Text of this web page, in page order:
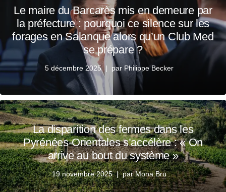
Le maire du Barcarès mis en demeure par
la préfecture : pourquoi ce silence sur les
forages en Salanque alors qu’un Club Med
se prépare ?
5 décembre 2025 par Philippe Becker
La disparition des fermes dans les
Pyrénées-Orientales s’accélère : « On
arrive au bout du système »
19 novembre 2025 parMona Bru